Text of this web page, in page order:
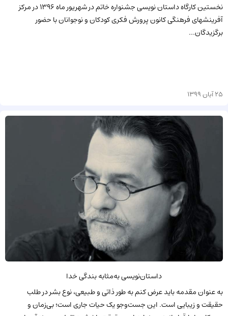
نخستین کارگاه داستان نویسی جشنواره خاتم در شهریور ماه 1396 در مرکز
آفرینشهای فرهنگی کانون پرورش فکری کودکان و نوجوانان با حضور
برگزیدگان...
25 آبان 1399
داستان‌نویسی به‌مثابه بندگی خدا
به عنوان مقدمه باید عرض کنم به طور ذاتی و طبیعی، نوع بشر در طلب
حقیقت و زیبایی است. این جست‌وجو یک حیات جاری است؛ بی‌زمان و